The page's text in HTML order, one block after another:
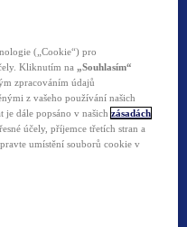
(„Cookie“) pro
Kliknutím na „Souhlasím“
zpracováním údajů
z vašeho používání našich
dále popsáno v našich zásadách
účely, příjemce třetích stran a
umístění souborů cookie v